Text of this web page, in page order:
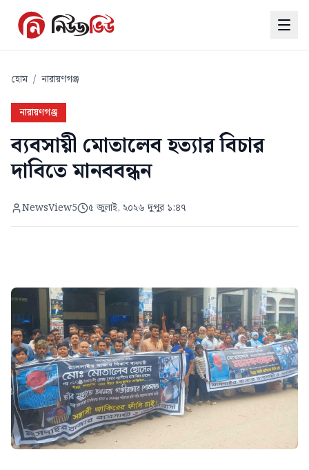
হোম / নারায়ণগঞ্জ
নারায়ণগঞ্জ
ব্যবসায়ী মোতালেব হত্যার বিচার
দাবিতে মানববন্ধন
NewsView5 ৫ জুলাই, ২০২৬ দুপুর ১:৪৭